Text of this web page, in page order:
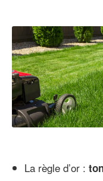
La règle d’or :